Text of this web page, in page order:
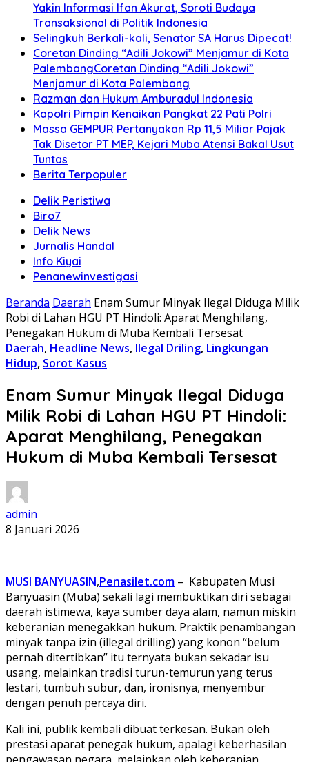
Yakin Informasi Ifan Akurat, Soroti Budaya
Transaksional di Politik Indonesia
Selingkuh Berkali-kali, Senator SA Harus Dipecat!
Coretan Dinding “Adili Jokowi” Menjamur di Kota
PalembangCoretan Dinding “Adili Jokowi”
Menjamur di Kota Palembang
Razman dan Hukum Amburadul Indonesia
Kapolri Pimpin Kenaikan Pangkat 22 Pati Polri
Massa GEMPUR Pertanyakan Rp 11,5 Miliar Pajak
Tak Disetor PT MEP, Kejari Muba Atensi Bakal Usut
Tuntas
Berita Terpopuler
Delik Peristiwa
Biro7
Delik News
Jurnalis Handal
Info Kiyai
Penanewinvestigasi
Beranda Daerah Enam Sumur Minyak Ilegal Diduga Milik
Robi di Lahan HGU PT Hindoli: Aparat Menghilang,
Penegakan Hukum di Muba Kembali Tersesat
Daerah, Headline News, Ilegal Driling, Lingkungan
Hidup, Sorot Kasus
Enam Sumur Minyak Ilegal Diduga
Milik Robi di Lahan HGU PT Hindoli:
Aparat Menghilang, Penegakan
Hukum di Muba Kembali Tersesat
admin
8 Januari 2026
MUSI BANYUASIN,Penasilet.com – Kabupaten Musi
Banyuasin (Muba) sekali lagi membuktikan diri sebagai
daerah istimewa, kaya sumber daya alam, namun miskin
keberanian menegakkan hukum. Praktik penambangan
minyak tanpa izin (illegal drilling) yang konon “belum
pernah ditertibkan” itu ternyata bukan sekadar isu
usang, melainkan tradisi turun-temurun yang terus
lestari, tumbuh subur, dan, ironisnya, menyembur
dengan penuh percaya diri.
Kali ini, publik kembali dibuat terkesan. Bukan oleh
prestasi aparat penegak hukum, apalagi keberhasilan